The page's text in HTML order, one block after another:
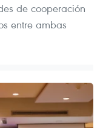
de cooperación
entre ambas